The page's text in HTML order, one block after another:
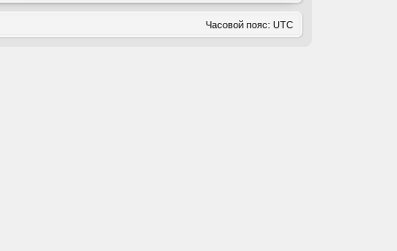
Часовой пояс: UTC